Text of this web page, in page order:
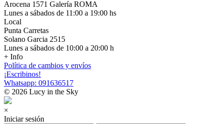
Arocena 1571 Galería ROMA
Lunes a sábados de 11:00 a 19:00 hs
Local
Punta Carretas
Solano Garcia 2515
Lunes a sábados de 10:00 a 20:00 h
+ Info
Política de cambios y envíos
¡Escribinos!
Whatsapp: 091636517
© 2026 Lucy in the Sky
×
Iniciar sesión